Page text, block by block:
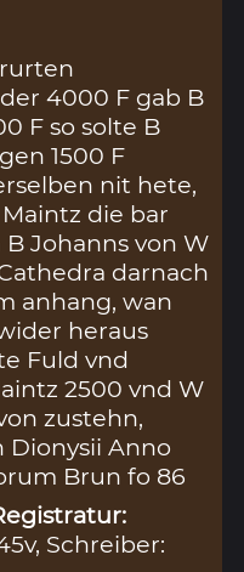
4000 F gab B
F so solte B
1500 F
nit hete,
die bar
Johanns von W
darnach
anhang, wan
heraus
Fuld vnd
2500 vnd W
zustehn,
Anno
Brun fo 86
Schreiber: